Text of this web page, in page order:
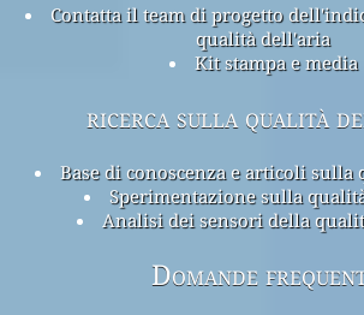
Contatta il team di progetto
qualità dell'aria
Kit stampa e media
ricerca sulla qualità
Base di conoscenza e articoli
Sperimentazione sulla
Analisi dei sensori della
Domande